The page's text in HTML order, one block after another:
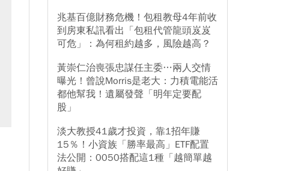
兆基百億財務危機！包租教母4年前收
到房東私訊看出「包租代管龍頭岌岌
可危」：為何租約越多，風險越高？
黃崇仁治喪張忠謀任主委…兩人交情
曝光！曾說Morris是老大：力積電能活
都他幫我！遺屬發聲「明年定要配
股」
淡大教授41歲才投資，靠1招年賺
15％！小資族「勝率最高」ETF配置
法公開：0050搭配這1種「越簡單越